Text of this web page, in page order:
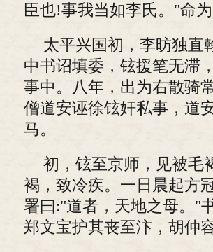
臣也!事我当如李氏。"命为
太平兴国初，李昉独直
中书诏填委，铉援笔无滞
事中。八年，出为右散骑
僧道安诬徐铉奸私事，道
马。
初，铉至京师，见被毛
褐，致冷疾。一日晨起方
署曰:"道者，天地之母。"
郑文宝护其丧至汴，胡仲